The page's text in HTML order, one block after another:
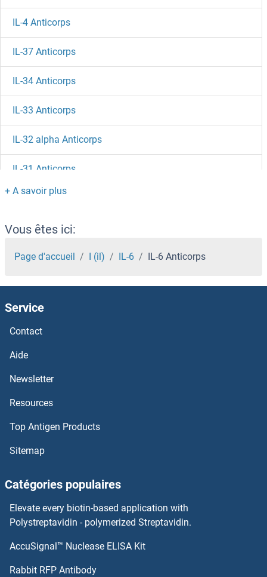
IL-4 Anticorps
IL-37 Anticorps
IL-34 Anticorps
IL-33 Anticorps
IL-32 alpha Anticorps
IL-31 Anticorps
IL-3 Anticorps
IL-28 Anticorps
IL-27 Anticorps
IL-26 Anticorps
IL-25 Anticorps
IL-22 Anticorps
IL-21 Anticorps
IL-20 Anticorps
IL-19 Anticorps
IL-18 Anticorps
IL-17 Anticorps
Vous êtes ici:
Page d'accueil I (il) IL-6 IL-6 Anticorps
Service
Contact
Aide
Newsletter
Resources
Top Antigen Products
Sitemap
Catégories populaires
Elevate every biotin-based application with
Polystreptavidin - polymerized Streptavidin.
AccuSignal™ Nuclease ELISA Kit
Rabbit RFP Antibody